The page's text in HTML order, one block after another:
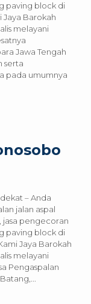
paving block di
Jaya Barokah
melayani
Jawa Tengah
serta
pada umumnya
– Anda
jalan aspal
jasa pengecoran
paving block di
Jaya Barokah
melayani
Pengaspalan